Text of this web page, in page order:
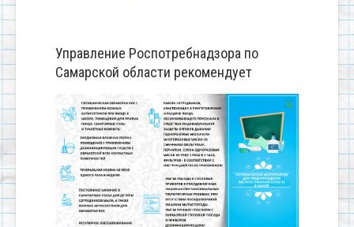
Управление Роспотребнадзора по
Самарской области рекомендует